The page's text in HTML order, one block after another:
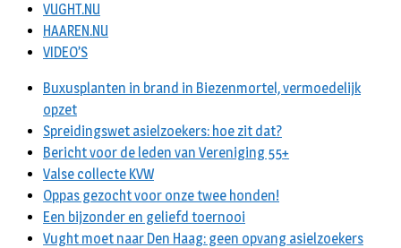
VUGHT.NU
HAAREN.NU
VIDEO’S
Buxusplanten in brand in Biezenmortel, vermoedelijk
opzet
Spreidingswet asielzoekers: hoe zit dat?
Bericht voor de leden van Vereniging 55+
Valse collecte KVW
Oppas gezocht voor onze twee honden!
Een bijzonder en geliefd toernooi
Vught moet naar Den Haag: geen opvang asielzoekers